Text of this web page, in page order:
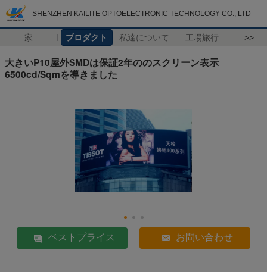
SHENZHEN KAILITE OPTOELECTRONIC TECHNOLOGY CO., LTD
家 プロダクト 私達について 工場旅行 >>
大きいP10屋外SMDは保証2年ののスクリーン表示
6500cd/Sqmを導きました
ベストプライス お問い合わせ